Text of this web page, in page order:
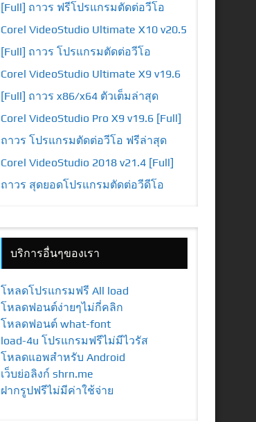
[Full] ถาวร ฟรีโปรแกรมตัดต่อวีโอ
Corel VideoStudio Ultimate X10 v20.5
[Full] ถาวร โปรแกรมตัดต่อวีโอ
Corel VideoStudio Ultimate X9 v19.6
[Full] ถาวร x86/x64 ตัวเต็มล่าสุด
Corel VideoStudio Pro X9 v19.6 [Full]
ถาวร โปรแกรมตัดต่อวีโอ ฟรีล่าสุด
Corel VideoStudio 2018 v21.4 [Full]
ถาวร สุดยอดโปรแกรมตัดต่อวีดีโอ
บริการอื่นๆของเรา
โหลดโปรแกรมฟรี All load
โหลดฟอนต์ง่ายๆไม่กี่คลิก
โหลดฟอนต์ what-font
load-4u โปรแกรมฟรีไม่มีไวรัส
โหลดแอพสำหรับ Android
เว็บย่อลิงก์ shrn.me
ฝากรูปฟรีไม่มีค่าใช้จ่าย